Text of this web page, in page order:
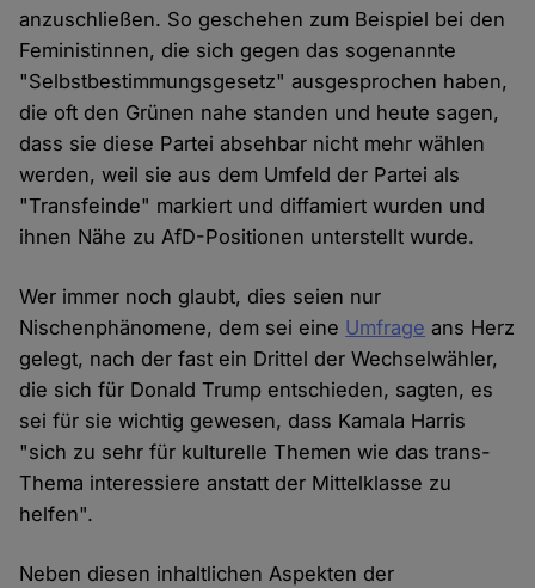
anzuschließen. So geschehen zum Beispiel bei den
Feministinnen, die sich gegen das sogenannte
"Selbstbestimmungsgesetz" ausgesprochen haben,
die oft den Grünen nahe standen und heute sagen,
dass sie diese Partei absehbar nicht mehr wählen
werden, weil sie aus dem Umfeld der Partei als
"Transfeinde" markiert und diffamiert wurden und
ihnen Nähe zu AfD-Positionen unterstellt wurde.
Wer immer noch glaubt, dies seien nur
Nischenphänomene, dem sei eine Umfrage ans Herz
gelegt, nach der fast ein Drittel der Wechselwähler,
die sich für Donald Trump entschieden, sagten, es
sei für sie wichtig gewesen, dass Kamala Harris
"sich zu sehr für kulturelle Themen wie das trans-
Thema interessiere anstatt der Mittelklasse zu
helfen".
Neben diesen inhaltlichen Aspekten der